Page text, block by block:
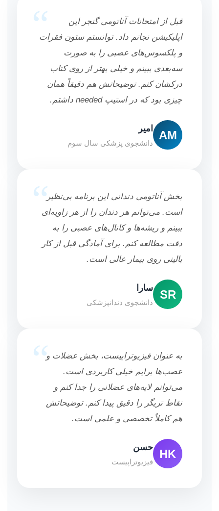
“
قبل از امتحانات آناتومی گنجر این
اپلیکیشن نجاتم داد. توانستم ستون فقرات
و پلکسوس‌های عصبی را به صورت
سه‌بعدی ببینم و خیلی بهتر از روی کتاب
درکشان کنم. توضیحاتش هم دقیقاً همان
چیزی بود که در استیپ needed داشتم.
AM امیر
دانشجوی پزشکی سال سوم
“بخش آناتومی دندانی این برنامه بی‌نظیر
است. می‌توانم هر دندان را از هر زاویه‌ای
ببینم و ریشه‌ها و کانال‌های عصبی را به
دقت مطالعه کنم. برای آمادگی قبل از کار
بالینی روی بیمار عالی است.
SR سارا
دانشجوی دندانپزشکی
“به عنوان فیزیوتراپیست، بخش عضلات و
عصب‌ها برایم خیلی کاربردی است.
می‌توانم لایه‌های عضلانی را جدا کنم و
نقاط تریگر را دقیق پیدا کنم. توضیحاتش
هم کاملاً تخصصی و علمی است.
HK حسن
فیزیوتراپیست